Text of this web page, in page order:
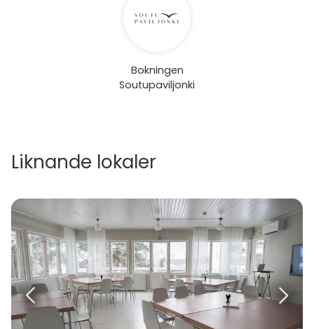
Bokningen
Soutupaviljonki
Liknande lokaler